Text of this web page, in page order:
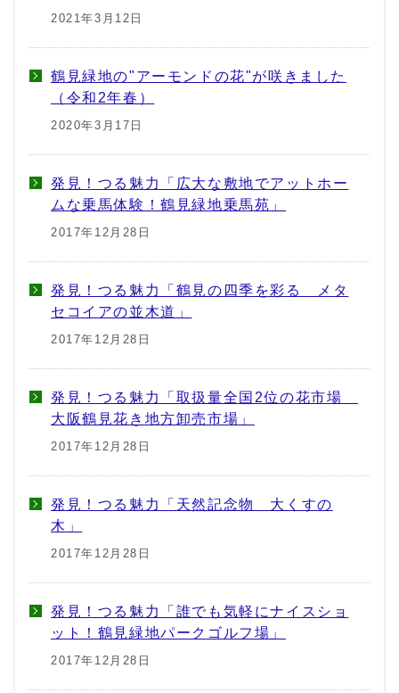
2021年3月12日
鶴見緑地の"アーモンドの花"が咲きました
（令和2年春）
2020年3月17日
発見！つる魅力「広大な敷地でアットホー
ムな乗馬体験！鶴見緑地乗馬苑」
2017年12月28日
発見！つる魅力「鶴見の四季を彩る メタ
セコイアの並木道」
2017年12月28日
発見！つる魅力「取扱量全国2位の花市場
大阪鶴見花き地方卸売市場」
2017年12月28日
発見！つる魅力「天然記念物 大くすの
木」
2017年12月28日
発見！つる魅力「誰でも気軽にナイスショ
ット！鶴見緑地パークゴルフ場」
2017年12月28日